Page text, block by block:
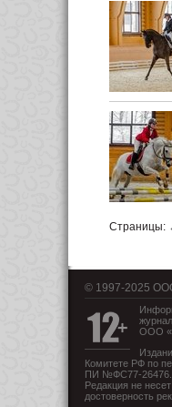
Страницы:
© 1997-2025
журнал
ООО
Комитете РФ по
ПИ №ФС77-26476.
Редакция не
достоверность